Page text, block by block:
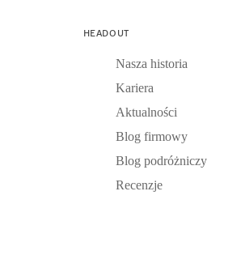
HEADOUT
Nasza historia
Kariera
Aktualności
Blog firmowy
Blog podróżniczy
Recenzje